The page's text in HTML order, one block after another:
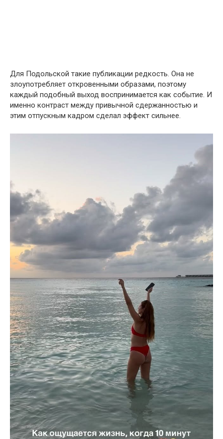
Для Подольской такие публикации редкость. Она не
злоупотребляет откровенными образами, поэтому
каждый подобный выход воспринимается как событие. И
именно контраст между привычной сдержанностью и
этим отпускным кадром сделал эффект сильнее.